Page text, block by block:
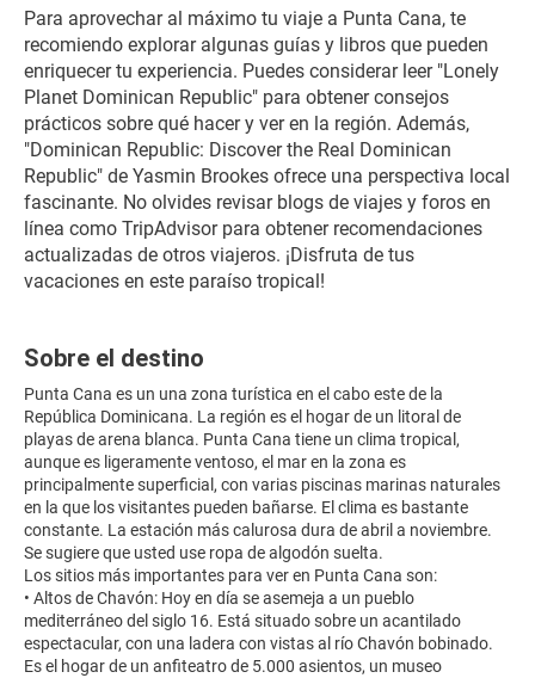
Para aprovechar al máximo tu viaje a Punta Cana, te
recomiendo explorar algunas guías y libros que pueden
enriquecer tu experiencia. Puedes considerar leer "Lonely
Planet Dominican Republic" para obtener consejos
prácticos sobre qué hacer y ver en la región. Además,
"Dominican Republic: Discover the Real Dominican
Republic" de Yasmin Brookes ofrece una perspectiva local
fascinante. No olvides revisar blogs de viajes y foros en
línea como TripAdvisor para obtener recomendaciones
actualizadas de otros viajeros. ¡Disfruta de tus
vacaciones en este paraíso tropical!
Sobre el destino
Punta Cana es un una zona turística en el cabo este de la
República Dominicana. La región es el hogar de un litoral de
playas de arena blanca. Punta Cana tiene un clima tropical,
aunque es ligeramente ventoso, el mar en la zona es
principalmente superficial, con varias piscinas marinas naturales
en la que los visitantes pueden bañarse. El clima es bastante
constante. La estación más calurosa dura de abril a noviembre.
Se sugiere que usted use ropa de algodón suelta.
Los sitios más importantes para ver en Punta Cana son:
• Altos de Chavón: Hoy en día se asemeja a un pueblo
mediterráneo del siglo 16. Está situado sobre un acantilado
espectacular, con una ladera con vistas al río Chavón bobinado.
Es el hogar de un anfiteatro de 5.000 asientos, un museo